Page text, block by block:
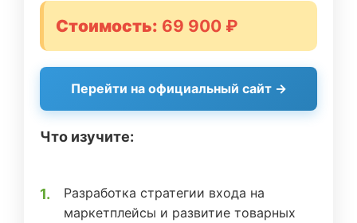
Стоимость: 69 900 ₽
Перейти на официальный сайт →
Что изучите:
Разработка стратегии входа на
маркетплейсы и развитие товарных